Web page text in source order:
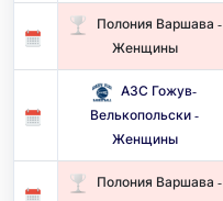
Полония Варшава -
Женщины
АЗС Гожув-
Велькопольски -
Женщины
Полония Варшава -